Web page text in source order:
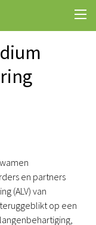
en partners
(ALV) van
op een